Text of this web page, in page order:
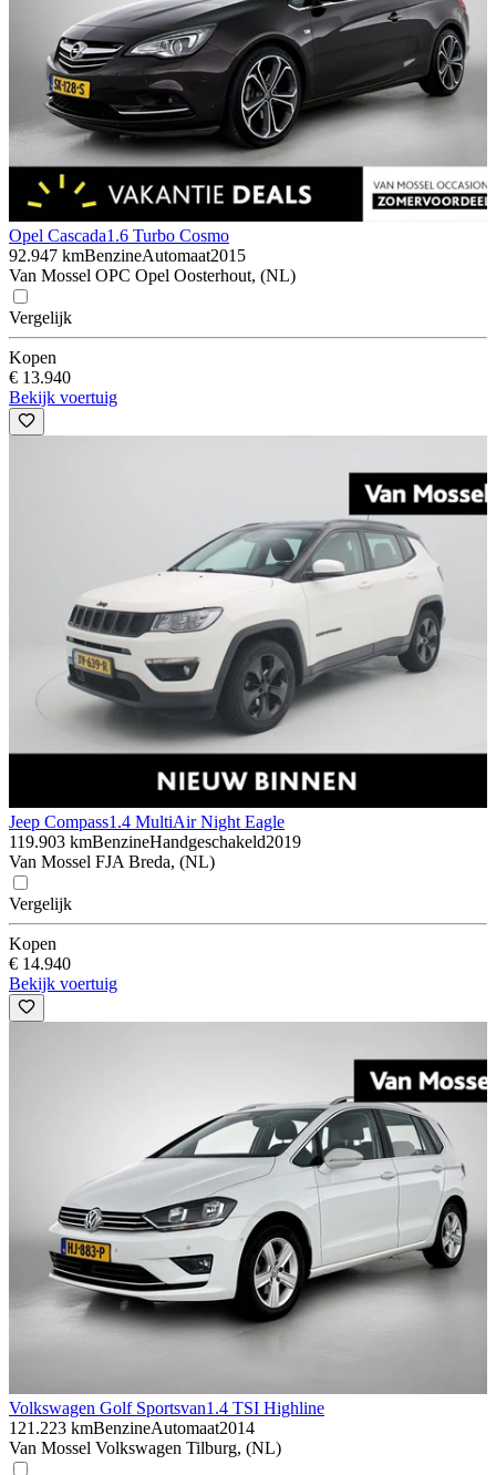
Opel Cascada1.6 Turbo Cosmo
92.947 kmBenzineAutomaat2015
Van Mossel OPC Opel Oosterhout, (NL)
Vergelijk
Kopen
€ 13.940
Bekijk voertuig
Jeep Compass1.4 MultiAir Night Eagle
119.903 kmBenzineHandgeschakeld2019
Van Mossel FJA Breda, (NL)
Vergelijk
Kopen
€ 14.940
Bekijk voertuig
Volkswagen Golf Sportsvan1.4 TSI Highline
121.223 kmBenzineAutomaat2014
Van Mossel Volkswagen Tilburg, (NL)